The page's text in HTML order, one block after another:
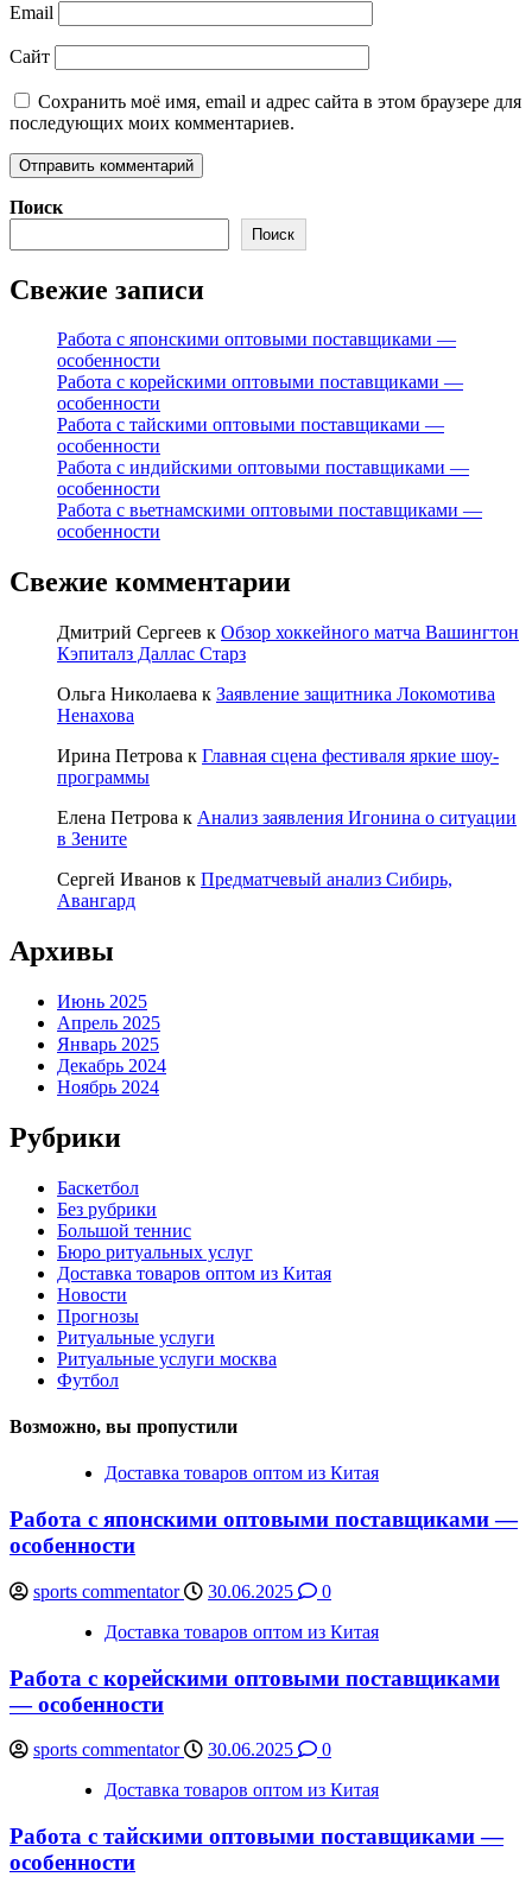
Email
Сайт
Сохранить моё имя, email и адрес сайта в этом браузере для
последующих моих комментариев.
Поиск
Поиск
Свежие записи
Работа с японскими оптовыми поставщиками —
особенности
Работа с корейскими оптовыми поставщиками —
особенности
Работа с тайскими оптовыми поставщиками —
особенности
Работа с индийскими оптовыми поставщиками —
особенности
Работа с вьетнамскими оптовыми поставщиками —
особенности
Свежие комментарии
Дмитрий Сергеев к Обзор хоккейного матча Вашингтон
Кэпиталз Даллас Старз
Ольга Николаева к Заявление защитника Локомотива
Ненахова
Ирина Петрова к Главная сцена фестиваля яркие шоу-
программы
Елена Петрова к Анализ заявления Игонина о ситуации
в Зените
Сергей Иванов к Предматчевый анализ Сибирь,
Авангард
Архивы
Июнь 2025
Апрель 2025
Январь 2025
Декабрь 2024
Ноябрь 2024
Рубрики
Баскетбол
Без рубрики
Большой теннис
Бюро ритуальных услуг
Доставка товаров оптом из Китая
Новости
Прогнозы
Ритуальные услуги
Ритуальные услуги москва
Футбол
Возможно, вы пропустили
Доставка товаров оптом из Китая
Работа с японскими оптовыми поставщиками —
особенности
sports commentator 30.06.2025
0
Доставка товаров оптом из Китая
Работа с корейскими оптовыми поставщиками
— особенности
sports commentator 30.06.2025
0
Доставка товаров оптом из Китая
Работа с тайскими оптовыми поставщиками —
особенности